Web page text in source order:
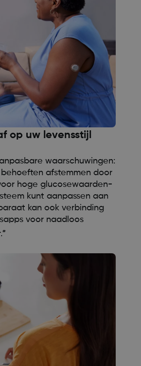
op uw levensstijl
waarschuwingen:
afstemmen door
hoge glucosewaarden-
kunt aanpassen aan
kan ook verbinding
voor naadloos
#